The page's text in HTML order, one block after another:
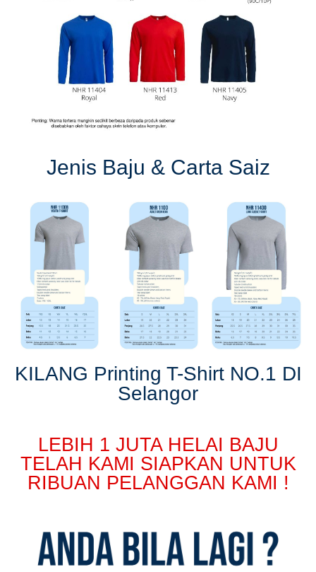
Jenis Baju & Carta Saiz
KILANG Printing T-Shirt NO.1 DI
Selangor
LEBIH 1 JUTA HELAI BAJU
TELAH KAMI SIAPKAN UNTUK
RIBUAN PELANGGAN KAMI !